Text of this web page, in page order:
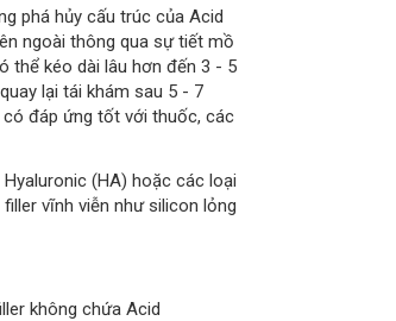
phá hủy cấu trúc của Acid
ngoài thông qua sự tiết mồ
thể kéo dài lâu hơn đến 3 - 5
lại tái khám sau 5 - 7
đáp ứng tốt với thuốc, các
(HA) hoặc các loại
vĩnh viễn như silicon lỏng
không chứa Acid